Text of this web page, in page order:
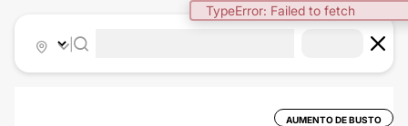
TypeError: Failed to fetch
AUMENTO DE BUSTO